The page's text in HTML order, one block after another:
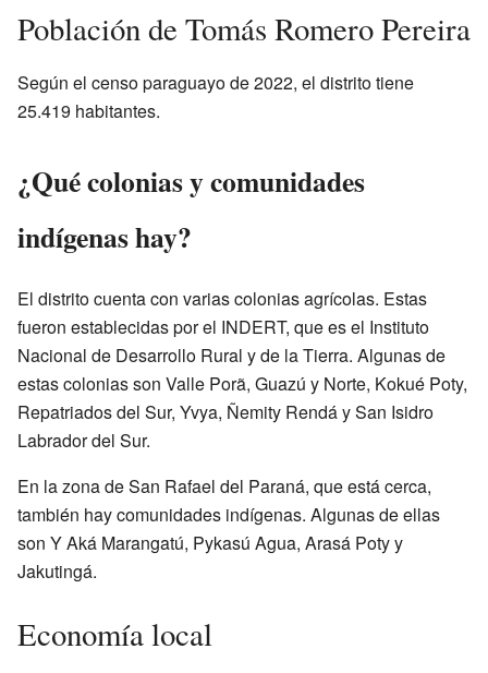
Población de Tomás Romero Pereira
Según el censo paraguayo de 2022, el distrito tiene
25.419 habitantes.
¿Qué colonias y comunidades
indígenas hay?
El distrito cuenta con varias colonias agrícolas. Estas
fueron establecidas por el INDERT, que es el Instituto
Nacional de Desarrollo Rural y de la Tierra. Algunas de
estas colonias son Valle Porã, Guazú y Norte, Kokué Poty,
Repatriados del Sur, Yvya, Ñemity Rendá y San Isidro
Labrador del Sur.
En la zona de San Rafael del Paraná, que está cerca,
también hay comunidades indígenas. Algunas de ellas
son Y Aká Marangatú, Pykasú Agua, Arasá Poty y
Jakutingá.
Economía local